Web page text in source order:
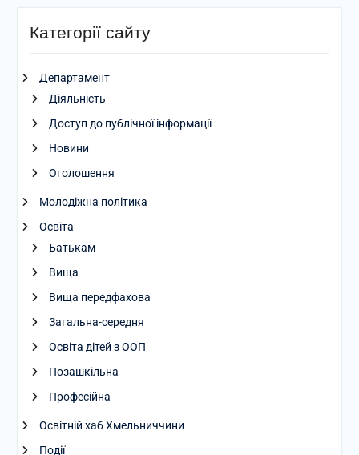
Категорії сайту
Департамент
Діяльність
Доступ до публічної інформації
Новини
Оголошення
Молодіжна політика
Освіта
Батькам
Вища
Вища передфахова
Загальна-середня
Освіта дітей з ООП
Позашкільна
Професійна
Освітній хаб Хмельниччини
Події